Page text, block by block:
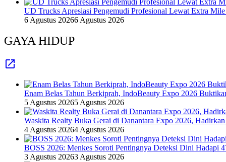
UD Trucks Apresiasi Pengemudi Profesional Lewat Extra
6 Agustus 20266 Agustus 2026
GAYA HIDUP
Enam Belas Tahun Berkiprah, IndoBeauty Expo 2026
5 Agustus 20265 Agustus 2026
Waskita Realty Buka Gerai di Danantara Expo 2026,
4 Agustus 20264 Agustus 2026
BOSS 2026: Menkes Soroti Pentingnya Deteksi Dini Hadapi
3 Agustus 20263 Agustus 2026